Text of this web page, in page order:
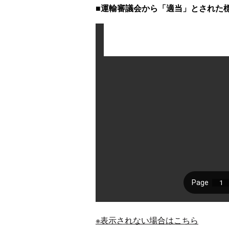
■運輸審議会から「適当」とされた
※表示されない場合はこちら